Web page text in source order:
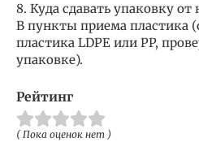
8. Куда сдавать упаковку от
В пункты приема пластика
пластика LDPE или PP,
упаковке).
Рейтинг
( Пока оценок нет )